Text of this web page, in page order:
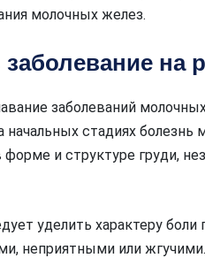
молочных желез.
на
заболеваний
начальных стадиях
и структуре груди,
уделить характеру
неприятными или